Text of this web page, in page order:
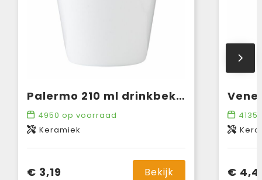
Palermo 210 ml drinkbeker
4950 op voorraad
Keramiek
€ 3,19 Bekijk
4135
€